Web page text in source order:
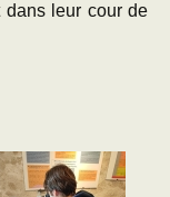
dans leur cour de